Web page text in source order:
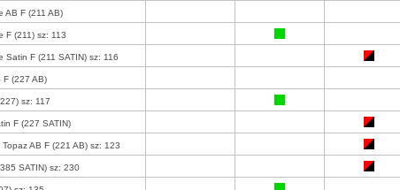
AB F (211 AB)
F (211) sz: 113
Satin F (211 SATIN) sz: 116
F (227 AB)
sz: 117
F (227 SATIN)
AB F (221 AB) sz: 123
SATIN) sz: 230